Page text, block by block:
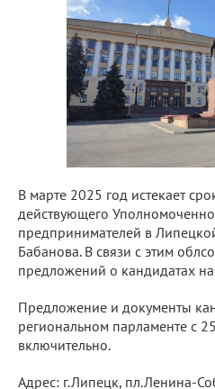
В марте 2025 год истекает
действующего
предпринимателей в
Бабанова. В связи с этим
предложений о кандидатах на
Предложение и документы
региональном парламенте с
включительно.
Адрес: г.Липецк, пл.Ленина-